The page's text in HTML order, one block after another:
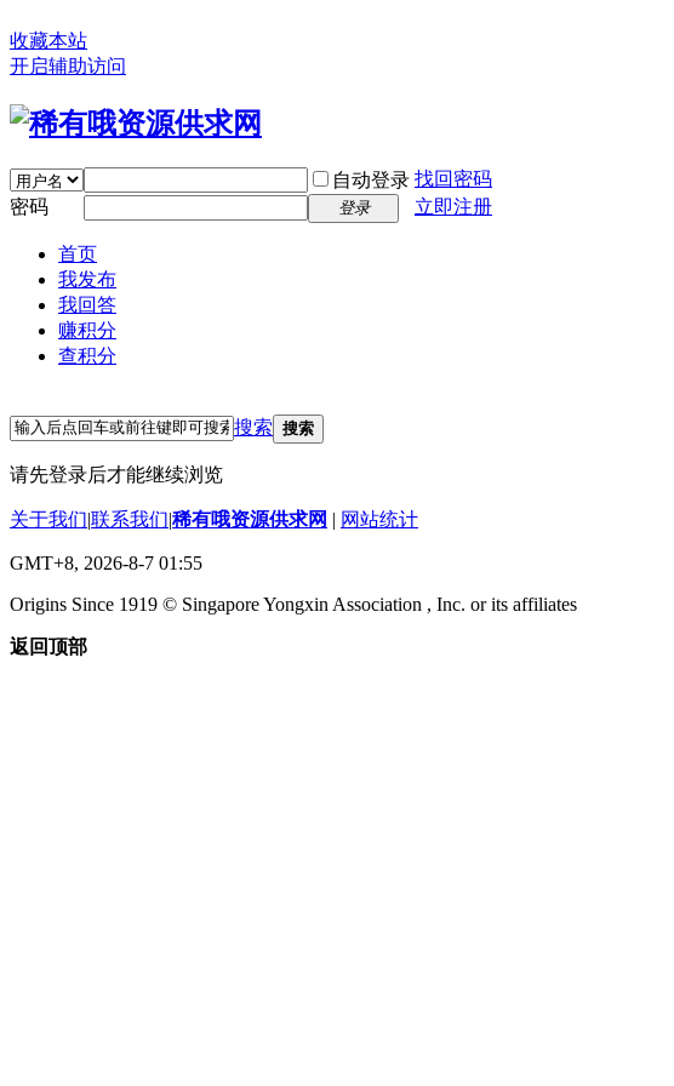
收藏本站
开启辅助访问
自动登录 找回密码
密码
登录 立即注册
首页
我发布
我回答
赚积分
查积分
搜索 搜索
请先登录后才能继续浏览
关于我们|联系我们|稀有哦资源供求网 | 网站统计
GMT+8, 2026-8-7 01:55
Origins Since 1919 © Singapore Yongxin Association , Inc. or its affiliates
返回顶部